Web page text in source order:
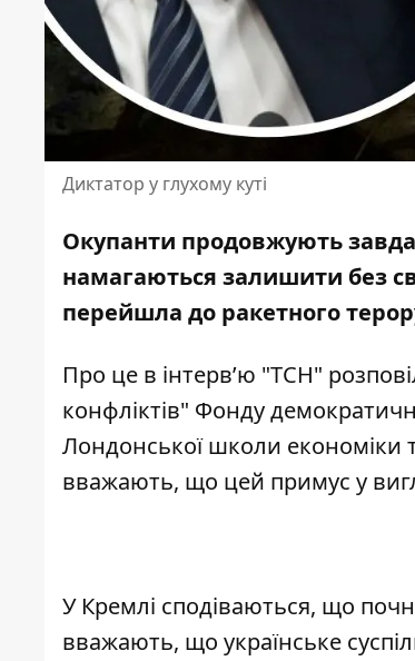
Диктатор у глухому куті
Окупанти продовжують
намагаються залишити без
перейшла до ракетного
Про це в інтерв’ю "ТСН"
конфліктів" Фонду
Лондонської школи економіки
вважають, що цей примус у
У Кремлі сподіваються, що
вважають, що українське